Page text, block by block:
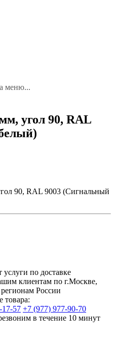
меню...
угол 90, RAL
90, RAL 9003 (Сигнальный
по доставке
клиентам по г.Москве,
России
товара:
17-57 +7 (977) 977-90-70
в течение 10 минут